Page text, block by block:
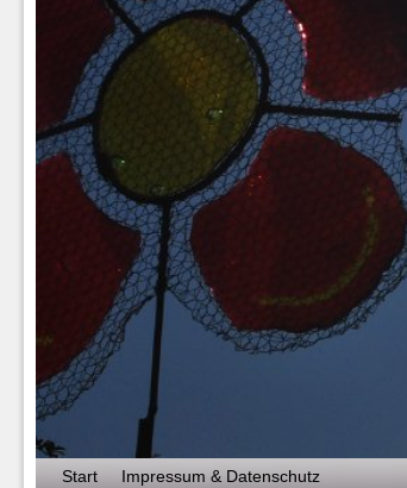
Zum Inhalt wechseln
Zum sekundären Inhalt wechseln
Start Impressum & Datenschutz